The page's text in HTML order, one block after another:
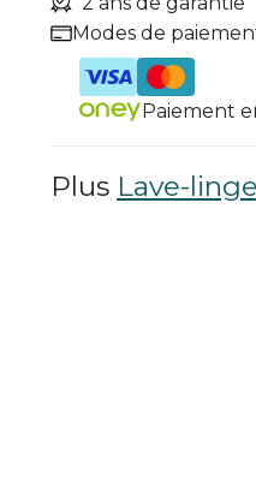
Modes de
Paiement
Plus Lave-